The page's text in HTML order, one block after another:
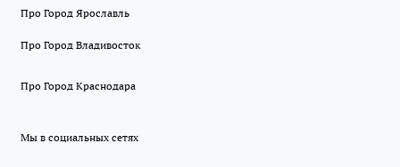
Про Город Ярославль
Про Город Владивосток
Про Город Краснодара
Мы в социальных сетях